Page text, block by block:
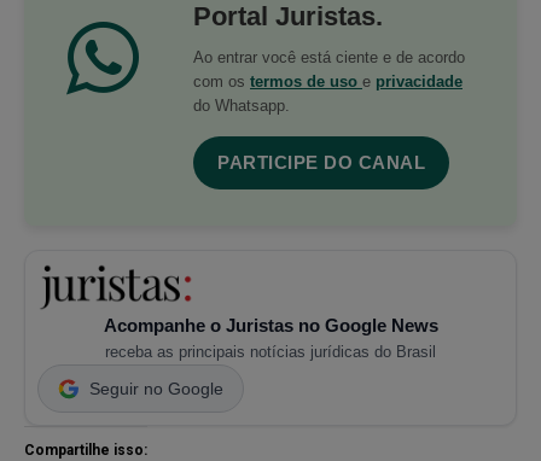
Portal Juristas.
Ao entrar você está ciente e de acordo
com os termos de uso e privacidade
do Whatsapp.
PARTICIPE DO CANAL
Acompanhe o Juristas no Google News
receba as principais notícias jurídicas do Brasil
Seguir no Google
Compartilhe isso: